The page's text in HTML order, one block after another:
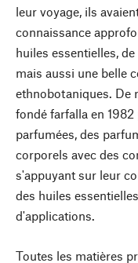
leur voyage, ils
connaissance
huiles essentielles,
mais aussi une belle
ethnobotaniques. De
fondé farfalla en
parfumées, des
corporels avec des
s'appuyant sur leur
des huiles
d'applications.
Toutes les matières